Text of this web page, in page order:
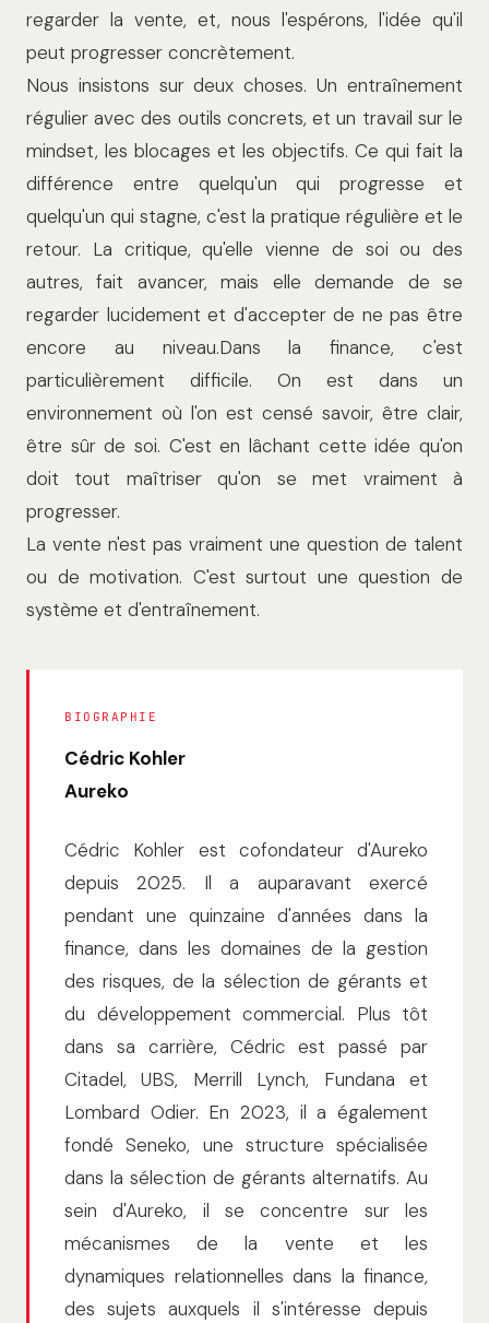
regarder la vente, et, nous l'espérons, l'idée qu'il
peut progresser concrètement.
Nous insistons sur deux choses. Un entraînement
régulier avec des outils concrets, et un travail sur le
mindset, les blocages et les objectifs. Ce qui fait la
différence entre quelqu'un qui progresse et
quelqu'un qui stagne, c'est la pratique régulière et le
retour. La critique, qu'elle vienne de soi ou des
autres, fait avancer, mais elle demande de se
regarder lucidement et d'accepter de ne pas être
encore au niveau.Dans la finance, c'est
particulièrement difficile. On est dans un
environnement où l'on est censé savoir, être clair,
être sûr de soi. C'est en lâchant cette idée qu'on
doit tout maîtriser qu'on se met vraiment à
progresser.
La vente n'est pas vraiment une question de talent
ou de motivation. C'est surtout une question de
système et d'entraînement.
BIOGRAPHIE
Cédric Kohler
Aureko
Cédric Kohler est cofondateur d'Aureko
depuis 2025. Il a auparavant exercé
pendant une quinzaine d'années dans la
finance, dans les domaines de la gestion
des risques, de la sélection de gérants et
du développement commercial. Plus tôt
dans sa carrière, Cédric est passé par
Citadel, UBS, Merrill Lynch, Fundana et
Lombard Odier. En 2023, il a également
fondé Seneko, une structure spécialisée
dans la sélection de gérants alternatifs. Au
sein d'Aureko, il se concentre sur les
mécanismes de la vente et les
dynamiques relationnelles dans la finance,
des sujets auxquels il s'intéresse depuis